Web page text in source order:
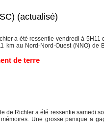
(actualisé)
a été ressentie vendredi à 5H11
au Nord-Nord-Ouest (NNO) de
de terre
de Richter a été ressentie samedi
Une grosse panique a